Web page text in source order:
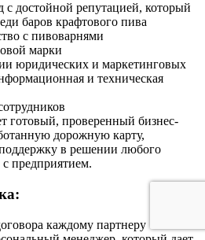
с достойной репутацией, который
баров крафтового пива
с пивоварнями
марки
юридических и маркетинговых
и техническая
готовый, проверенный бизнес-
дорожную карту,
в решении любого
с предприятием.
каждому партнеру